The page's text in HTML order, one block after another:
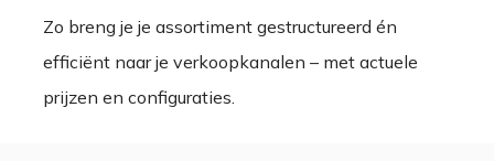
Zo breng je je assortiment gestructureerd én
efficiënt naar je verkoopkanalen – met actuele
prijzen en configuraties.